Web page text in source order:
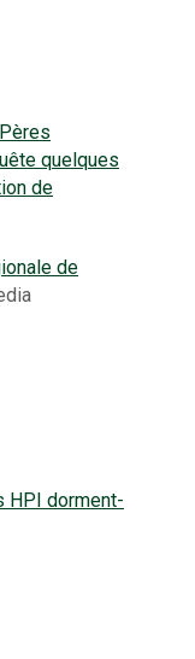
quelques
de
de
HPI dorment-